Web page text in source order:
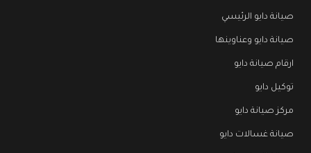
صيانة دايو الرئيسي
صيانة دايو وعناوينها
ارقام صيانة دايو
توكيل دايو
مركز صيانة دايو
صيانة غسالات دايو